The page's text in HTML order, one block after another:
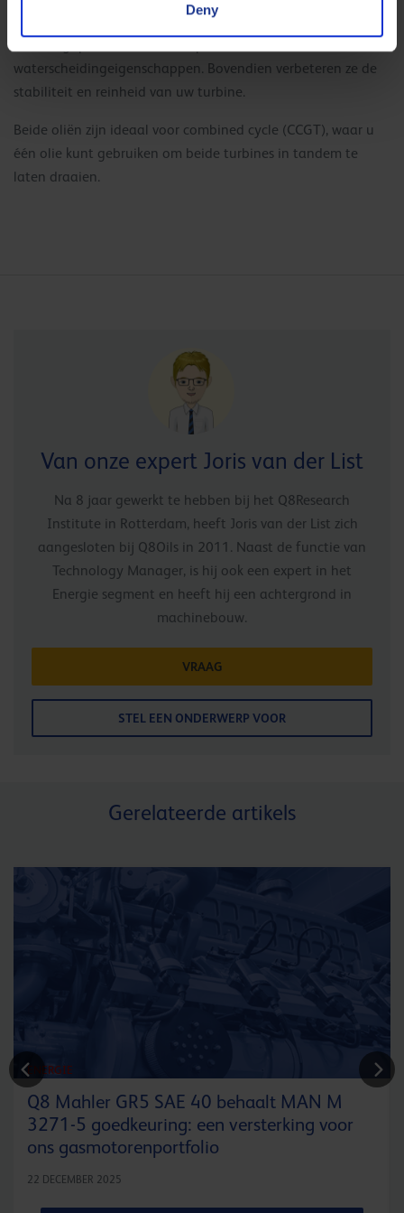
Deny
Q8 van Gogh oliën hebben een verhoogde
waterscheidingeigenschappen. Bovendien verbeteren ze de
stabiliteit en reinheid van uw turbine.
Beide oliën zijn ideaal voor combined cycle (CCGT), waar u
één olie kunt gebruiken om beide turbines in tandem te
laten draaien.
Van onze expert Joris van der List
Na 8 jaar gewerkt te hebben bij het Q8Research
Institute in Rotterdam, heeft Joris van der List zich
aangesloten bij Q8Oils in 2011. Naast de functie van
Technology Manager, is hij ook een expert in het
Energie segment en heeft hij een achtergrond in
machinebouw.
VRAAG
STEL EEN ONDERWERP VOOR
Gerelateerde artikels
ENERGIE
Q8 Mahler GR5 SAE 40 behaalt MAN M
3271-5 goedkeuring: een versterking voor
ons gasmotorenportfolio
22 DECEMBER 2025